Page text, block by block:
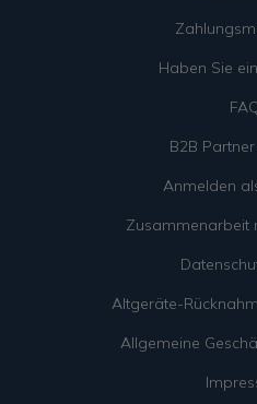
Haben Sie
B2B
Anmelden
Zusammenarbeit
Altgeräte-
Allgemeine